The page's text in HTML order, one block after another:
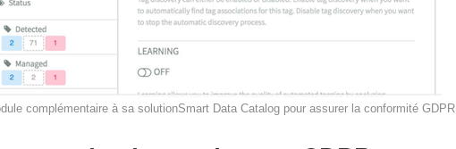
complémentaire à sa solutionSmart Data Catalog pour assurer la conformité GDPR.